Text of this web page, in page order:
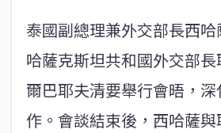
泰國副總理兼外交部長西
哈薩克斯坦共和國外交部
爾巴耶夫清要舉行會晤，
作。會談結束後，西哈薩